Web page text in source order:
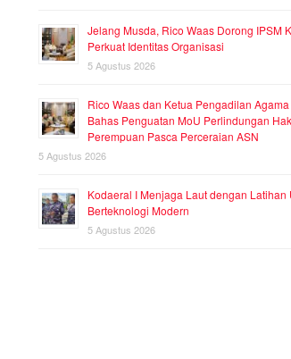
Jelang Musda, Rico Waas Dorong IPSM
Perkuat Identitas Organisasi
5 Agustus 2026
Rico Waas dan Ketua Pengadilan
Bahas Penguatan MoU Perlindungan
Perempuan Pasca Perceraian ASN
5 Agustus 2026
Kodaeral I Menjaga Laut dengan Latihan
Berteknologi Modern
5 Agustus 2026